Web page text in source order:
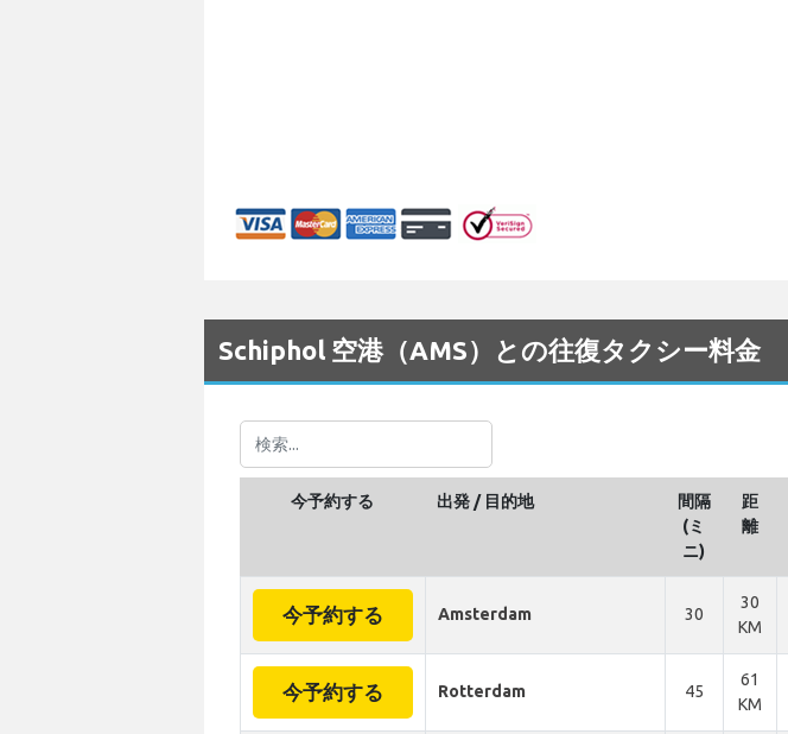
Schiphol 空港（AMS）との往復タクシー料金
今予約する 出発 / 目的地
間隔
(ミ
ニ)
距
離
今予約する Amsterdam 30
30
KM
今予約する Rotterdam 45
61
KM